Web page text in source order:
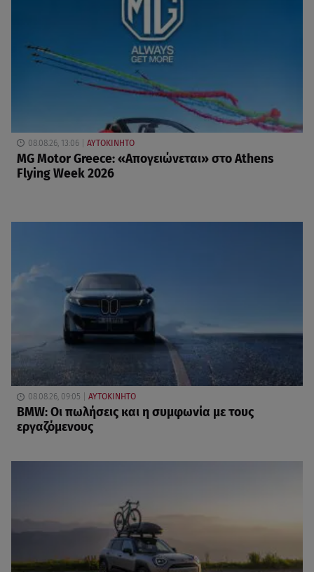
08.08.26, 13:06 ΑΥΤΟΚΙΝΗΤΟ
MG Motor Greece: «Απογειώνεται» στο Athens
Flying Week 2026
08.08.26, 09:05 ΑΥΤΟΚΙΝΗΤΟ
BMW: Οι πωλήσεις και η συμφωνία με τους
εργαζόμενους